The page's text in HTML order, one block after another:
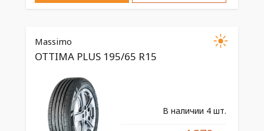
Massimo
OTTIMA PLUS 195/65 R15
В наличии 4 шт.